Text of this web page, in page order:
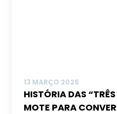
13 MARÇO 2025
HISTÓRIA DAS
MOTE PARA